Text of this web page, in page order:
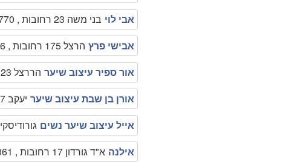
אבי לוי בני משה 23 רחובות , 089452770
אבישי פרץ הרצל 175 רחובות , 089363006
אור ספיר עיצוב שיער הררצל 123 רחובות , 089492540
אורן בן שבת עיצוב שיער יעקב 7 רחובות , 089363656
אייל עיצוב שיער נשים גורודיסקי 31 רחובות , 089390656
אילנה א"ד גורדון 17 רחובות , 089362061